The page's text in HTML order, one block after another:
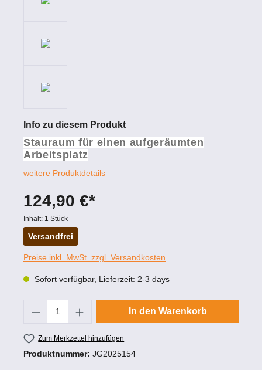
Info zu diesem Produkt
Stauraum für einen aufgeräumten
Arbeitsplatz
weitere Produktdetails
124,90 €*
Inhalt: 1 Stück
Versandfrei
Preise inkl. MwSt. zzgl. Versandkosten
Sofort verfügbar, Lieferzeit: 2-3 days
Produkt Anzahl: Gib den gewünschten
In den Warenkorb
Zum Merkzettel hinzufügen
Produktnummer: JG2025154